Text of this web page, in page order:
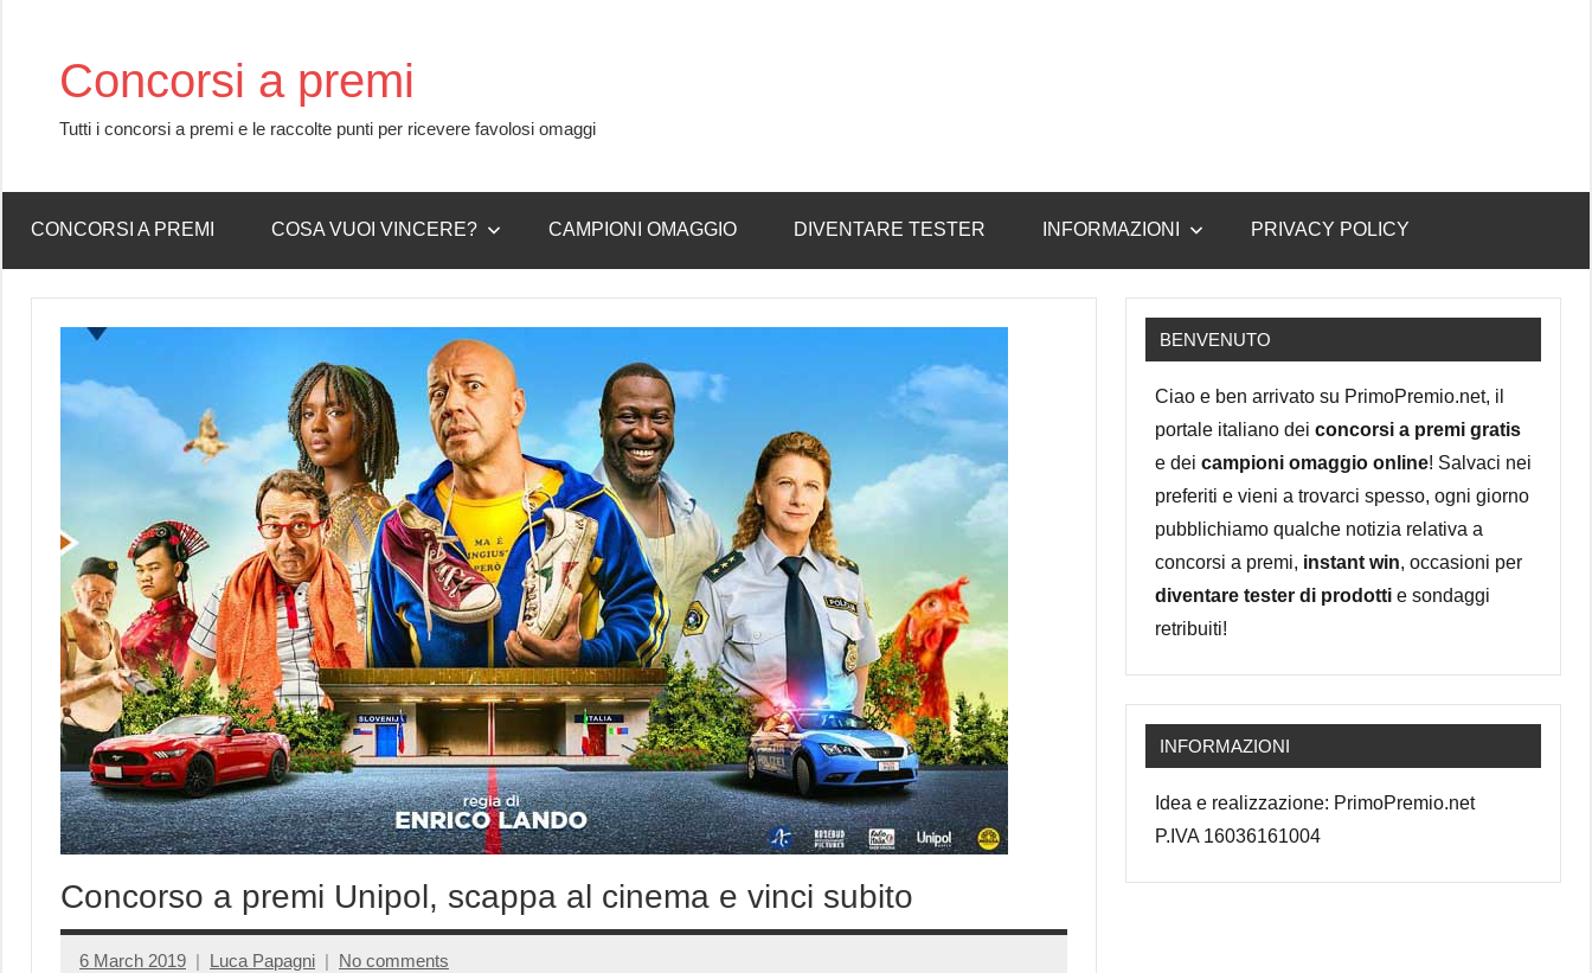
contentConcorsi a premi
Tutti i concorsi a premi e le raccolte punti per ricevere favolosi omaggi
CONCORSI A PREMI COSA VUOI VINCERE? CAMPIONI OMAGGIO DIVENTARE TESTER INFORMAZIONI PRIVACY POLICY
Concorso a premi Unipol, scappa al cinema e vinci subito
6 March 2019 Luca Papagni No comments
BENVENUTO
Ciao e ben arrivato su PrimoPremio.net, il
portale italiano dei concorsi a premi gratis
e dei campioni omaggio online! Salvaci nei
preferiti e vieni a trovarci spesso, ogni giorno
pubblichiamo qualche notizia relativa a
concorsi a premi, instant win, occasioni per
diventare tester di prodotti e sondaggi
retribuiti!
INFORMAZIONI
Idea e realizzazione: PrimoPremio.net
P.IVA 16036161004